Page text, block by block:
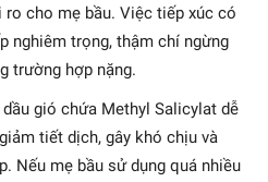
ro cho mẹ bầu. Việc tiếp xúc có
nghiêm trọng, thậm chí ngừng
trường hợp nặng.
gió chứa Methyl Salicylat dễ
tiết dịch, gây khó chịu và
Nếu mẹ bầu sử dụng quá nhiều